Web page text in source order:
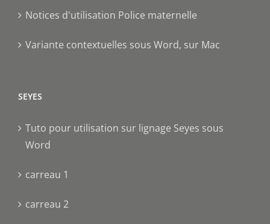
Notices d'utilisation Police maternelle
Variante contextuelles sous Word, sur Mac
SEYES
Tuto pour utilisation sur lignage Seyes sous
Word
carreau 1
carreau 2